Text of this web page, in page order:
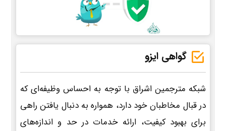
گواهی ایزو
شبکه مترجمین اشراق با توجه به احساس وظیفه‌ای که
در قبال مخاطبان خود دارد، همواره به دنبال یافتن راهی
برای بهبود کیفیت، ارائه خدمات در حد و اندازه‌های